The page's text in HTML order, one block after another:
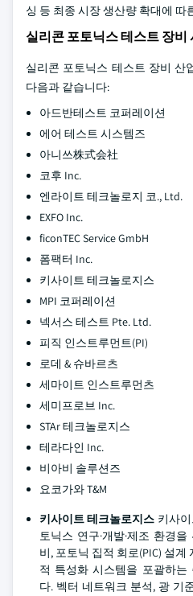
싱 등 최종 시장 생산량 확대에 따
실리콘 포토닉스 테스트 장비
실리콘 포토닉스 테스트 장비 산
다음과 같습니다:
아드반테스트 코퍼레이션
에어 테스트 시스템즈
아니쓰株式会社
코후 Inc.
엔라이트 테크놀로지 코., Ltd.
EXFO Inc.
ficonTEC Service GmbH
폼팩터 Inc.
키사이트 테크놀로지스
MPI 코퍼레이션
넥서스 테스트 Pte. Ltd.
피직 인스트루먼트(PI)
로데 & 슈바르츠
세마이트 인스트루먼츠
세미프로브 Inc.
STAr 테크놀로지스
테라다인 Inc.
비아비 솔루션즈
요코가와 T&M
키사이트 테크놀로지스 키사
토닉스 연구·개발·제조 환경
비, 포토닉 집적 회로(PIC) 설
적 특성화 시스템을 포괄하는
다. 벡터 네트워크 분석, 광 기